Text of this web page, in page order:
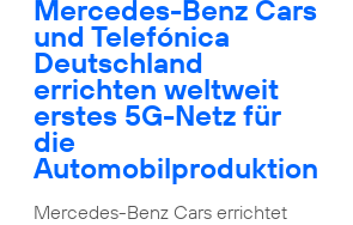
Mercedes-Benz Cars
und Telefónica
Deutschland
errichten weltweit
erstes 5G-Netz für
die
Automobilproduktion
Mercedes-Benz Cars errichtet